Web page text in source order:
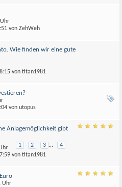
von ZehWeh
Wie finden wir eine gute
von titan1981
von utopus
Anlagemöglichkeit gibt
1 2 3 ...
4
von titan1981
Uhr